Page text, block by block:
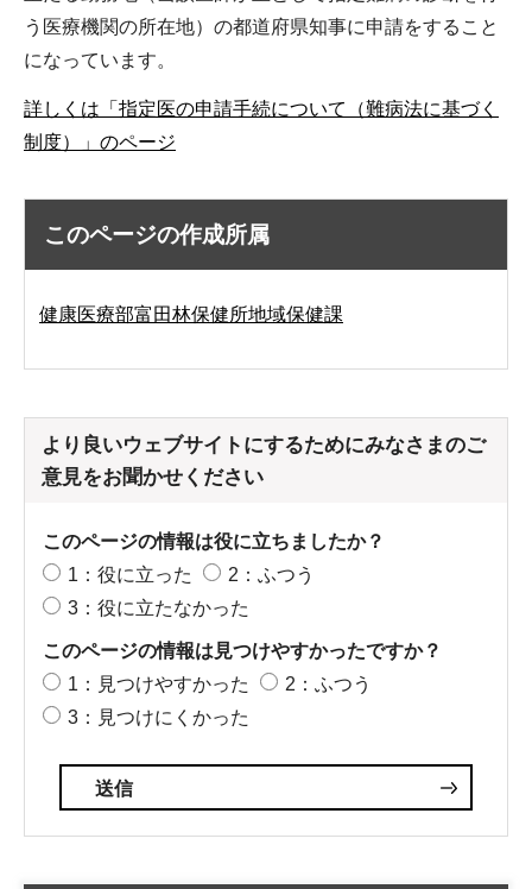
う医療機関の所在地）の都道府県知事に申請をすること
になっています。
詳しくは「指定医の申請手続について（難病法に基づく
制度）」のページ
このページの作成所属
健康医療部富田林保健所地域保健課
より良いウェブサイトにするためにみなさまのご
意見をお聞かせください
このページの情報は役に立ちましたか？
1：役に立った
2：ふつう
3：役に立たなかった
このページの情報は見つけやすかったですか？
1：見つけやすかった
2：ふつう
3：見つけにくかった